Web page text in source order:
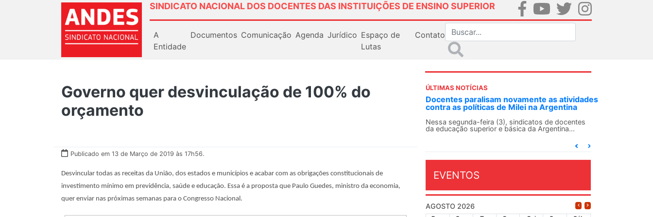
SINDICATO NACIONAL DOS DOCENTES DAS INSTITUIÇÕES DE ENSINO SUPERIOR
A
Entidade
Documentos Comunicação Agenda Jurídico Espaço de
Lutas
Contato
Governo quer desvinculação de 100% do
orçamento
Publicado em 13 de Março de 2019 às 17h56.
Desvincular todas as receitas da União, dos estados e municípios e acabar com as obrigações constitucionais de
investimento mínimo em previdência, saúde e educação. Essa é a proposta que Paulo Guedes, ministro da economia,
quer enviar nas próximas semanas para o Congresso Nacional.
ÚLTIMAS NOTÍCIAS
ANDES-SN convoca docentes para Dia de
Solidariedade Internacionalista com Cuba em
13 de agosto
O ANDES-SN conclama suas seções sindicais e o
EVENTOS